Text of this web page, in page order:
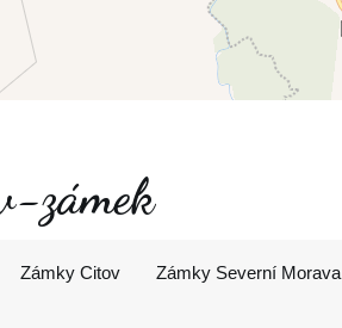
zámek
Zámky Citov Zámky Severní Morava